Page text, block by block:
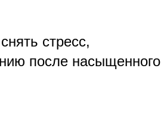
стресс,
после насыщенного